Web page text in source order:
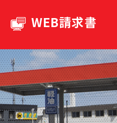
WEB請求書